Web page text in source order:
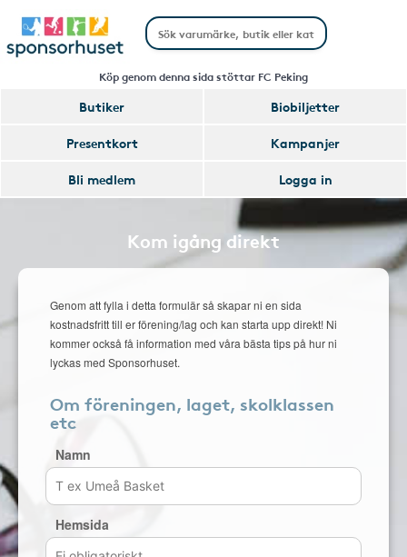
Köp genom denna sida stöttar FC Peking
Butiker
Biobiljetter
Presentkort
Kampanjer
Bli medlem
Logga in
Kom igång direkt
Genom att fylla i detta formulär så skapar ni en sida
kostnadsfritt till er förening/lag och kan starta upp direkt! Ni
kommer också få information med våra bästa tips på hur ni
lyckas med Sponsorhuset.
Om föreningen, laget, skolklassen
etc
Namn
Hemsida